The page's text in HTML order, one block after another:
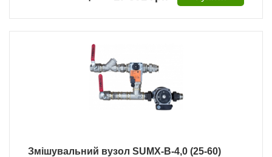
Змішувальний вузол SUMX-B-4,0 (25-60)